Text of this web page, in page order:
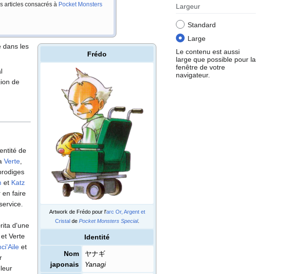
Largeur
Standard
Large
Le contenu est aussi
large que possible pour la
fenêtre de votre
navigateur.
articles consacrés à Pocket Monsters
Frédo
Artwork de Frédo pour l'arc Or, Argent et
Cristalde Pocket Monsters Special.
Identité
Nom
japonais
ヤナギ
Yanagi
dans les
de
de
Verte,
et Katz
en faire
d'une
Verte
et